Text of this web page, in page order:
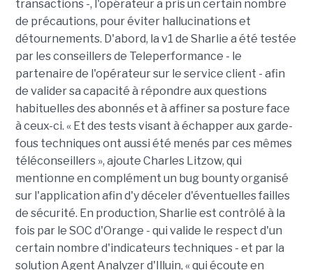
transactions -, l'opérateur a pris un certain nombre
de précautions, pour éviter hallucinations et
détournements. D'abord, la v1 de Sharlie a été testée
par les conseillers de Teleperformance - le
partenaire de l'opérateur sur le service client - afin
de valider sa capacité à répondre aux questions
habituelles des abonnés et à affiner sa posture face
à ceux-ci. « Et des tests visant à échapper aux garde-
fous techniques ont aussi été menés par ces mêmes
téléconseillers », ajoute Charles Litzow, qui
mentionne en complément un bug bounty organisé
sur l'application afin d'y déceler d'éventuelles failles
de sécurité. En production, Sharlie est contrôlé à la
fois par le SOC d'Orange - qui valide le respect d'un
certain nombre d'indicateurs techniques - et par la
solution Agent Analyzer d'Illuin, « qui écoute en